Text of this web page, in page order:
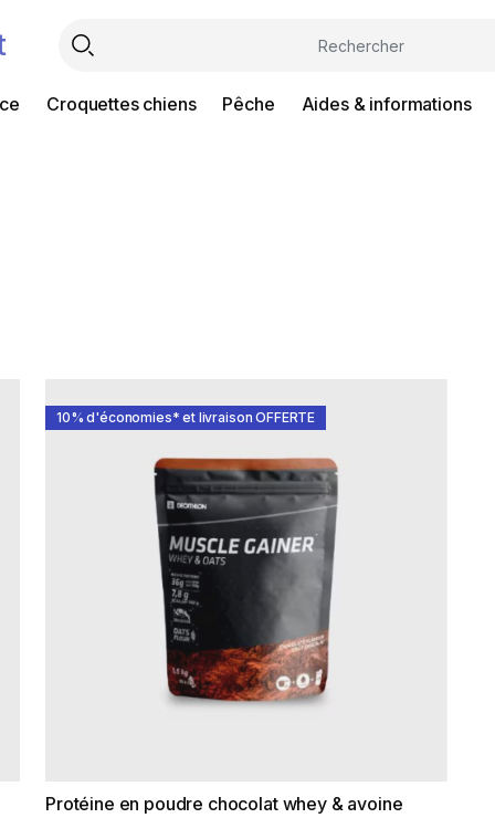
Croquettes chiens Pêche Aides & informations
10% d'économies* et livraison OFFERTE
Protéine en poudre chocolat whey & avoine